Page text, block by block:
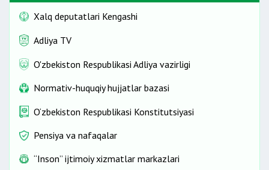
Xalq deputatlari Kengashi
Adliya TV
O'zbekiston Respublikasi Adliya vazirligi
Normativ-huquqiy hujjatlar bazasi
O‘zbekiston Respublikasi Konstitutsiyasi
Pensiya va nafaqalar
“Inson” ijtimoiy xizmatlar markazlari